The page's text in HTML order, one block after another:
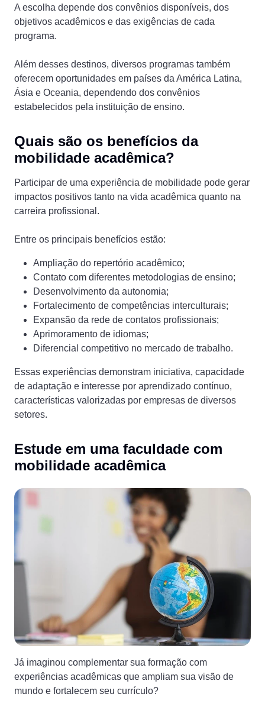
A escolha depende dos convênios disponíveis, dos
objetivos acadêmicos e das exigências de cada
programa.
Além desses destinos, diversos programas também
oferecem oportunidades em países da América Latina,
Ásia e Oceania, dependendo dos convênios
estabelecidos pela instituição de ensino.
Quais são os benefícios da
mobilidade acadêmica?
Participar de uma experiência de mobilidade pode gerar
impactos positivos tanto na vida acadêmica quanto na
carreira profissional.
Entre os principais benefícios estão:
Ampliação do repertório acadêmico;
Contato com diferentes metodologias de ensino;
Desenvolvimento da autonomia;
Fortalecimento de competências interculturais;
Expansão da rede de contatos profissionais;
Aprimoramento de idiomas;
Diferencial competitivo no mercado de trabalho.
Essas experiências demonstram iniciativa, capacidade
de adaptação e interesse por aprendizado contínuo,
características valorizadas por empresas de diversos
setores.
Estude em uma faculdade com
mobilidade acadêmica
Já imaginou complementar sua formação com
experiências acadêmicas que ampliam sua visão de
mundo e fortalecem seu currículo?